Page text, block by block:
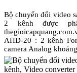
Bộ chuyển đổi video
2 kênh được
AHD-20 : 2 kênh
camera Analog